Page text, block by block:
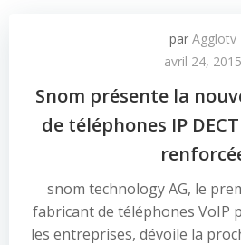
par Agglotv
avril 24, 2015
Snom présente la
de téléphones IP
snom technology AG, le
fabricant de téléphones VoIP
les entreprises, dévoile la